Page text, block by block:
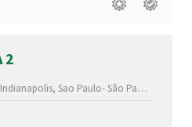
2
Indianapolis, Sao Paulo-São Paulo(SP)